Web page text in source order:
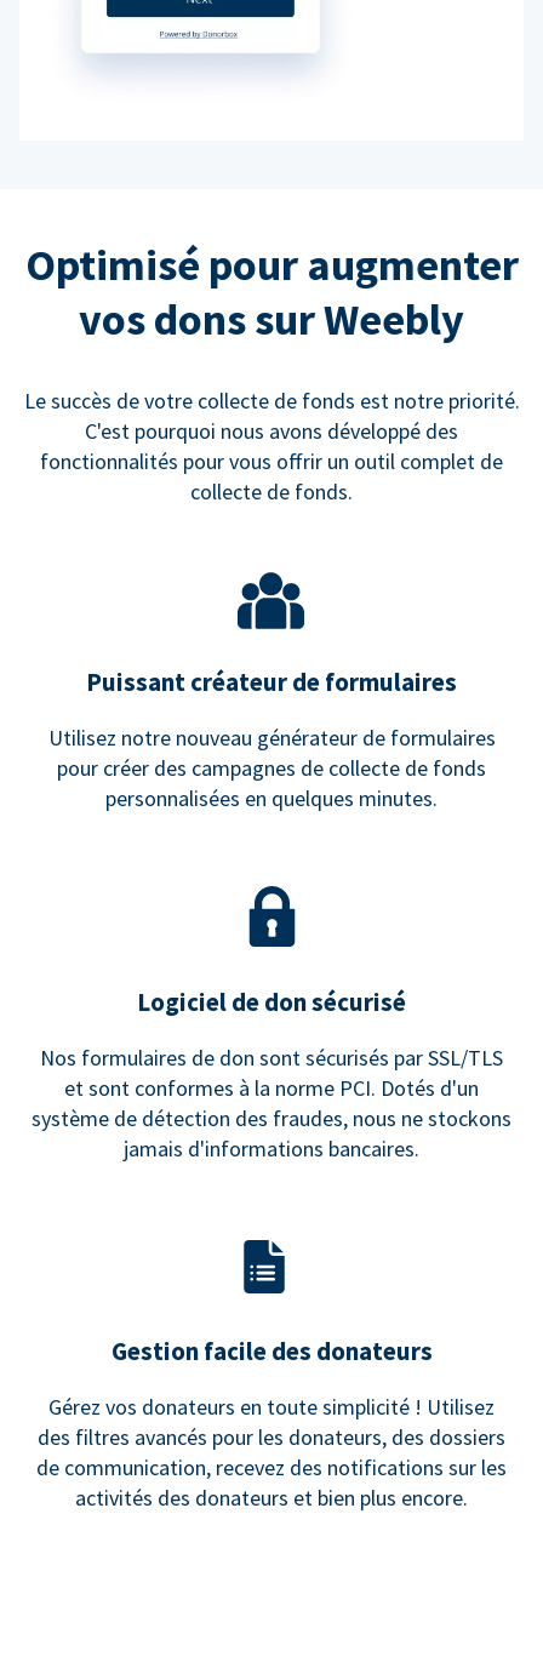
Optimisé pour augmenter
vos dons sur Weebly
Le succès de votre collecte de fonds est notre priorité.
C'est pourquoi nous avons développé des
fonctionnalités pour vous offrir un outil complet de
collecte de fonds.
Puissant créateur de formulaires
Utilisez notre nouveau générateur de formulaires
pour créer des campagnes de collecte de fonds
personnalisées en quelques minutes.
Logiciel de don sécurisé
Nos formulaires de don sont sécurisés par SSL/TLS
et sont conformes à la norme PCI. Dotés d'un
système de détection des fraudes, nous ne stockons
jamais d'informations bancaires.
Gestion facile des donateurs
Gérez vos donateurs en toute simplicité ! Utilisez
des filtres avancés pour les donateurs, des dossiers
de communication, recevez des notifications sur les
activités des donateurs et bien plus encore.